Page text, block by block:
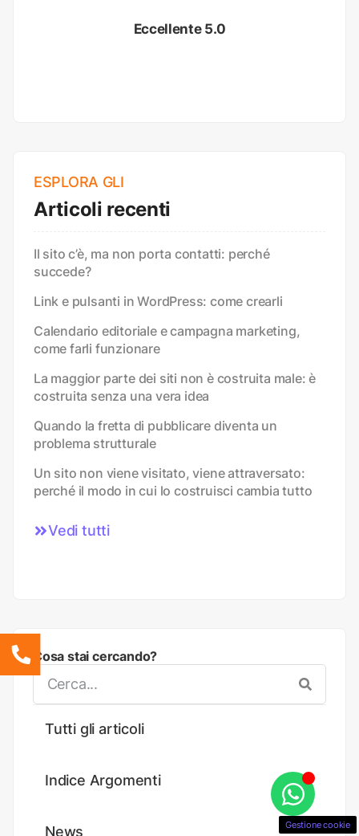
Eccellente 5.0
ESPLORA GLI
Articoli recenti
Il sito c’è, ma non porta contatti: perché
succede?
Link e pulsanti in WordPress: come crearli
Calendario editoriale e campagna marketing,
come farli funzionare
La maggior parte dei siti non è costruita male: è
costruita senza una vera idea
Quando la fretta di pubblicare diventa un
problema strutturale
Un sito non viene visitato, viene attraversato:
perché il modo in cui lo costruisci cambia tutto
Vedi tutti
Cosa stai cercando?
Tutti gli articoli
Indice Argomenti
News Gestione cookie